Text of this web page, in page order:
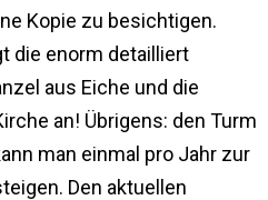
Kopie zu besichtigen.
die enorm detailliert
aus Eiche und die
an! Übrigens: den Turm
man einmal pro Jahr zur
Den aktuellen